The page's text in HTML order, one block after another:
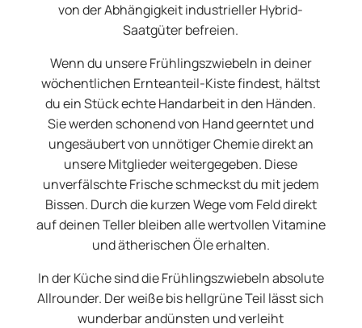
von der Abhängigkeit industrieller Hybrid-
Saatgüter befreien.
Wenn du unsere Frühlingszwiebeln in deiner
wöchentlichen Ernteanteil-Kiste findest, hältst
du ein Stück echte Handarbeit in den Händen.
Sie werden schonend von Hand geerntet und
ungesäubert von unnötiger Chemie direkt an
unsere Mitglieder weitergegeben. Diese
unverfälschte Frische schmeckst du mit jedem
Bissen. Durch die kurzen Wege vom Feld direkt
auf deinen Teller bleiben alle wertvollen Vitamine
und ätherischen Öle erhalten.
In der Küche sind die Frühlingszwiebeln absolute
Allrounder. Der weiße bis hellgrüne Teil lässt sich
wunderbar andünsten und verleiht